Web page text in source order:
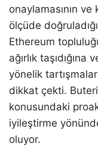
onaylamasının
ölçüde
Ethereum
ağırlık
yönelik
dikkat çekti.
konusundaki
iyileştirme
oluyor.